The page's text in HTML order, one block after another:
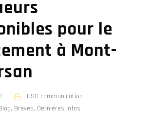
pour le
à Mont-
USC communication
, Brèves, Dernières infos